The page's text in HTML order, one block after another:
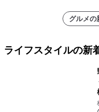
グルメの
ライフスタイルの新